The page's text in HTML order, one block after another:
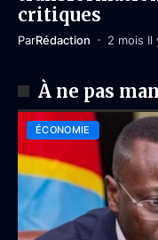
critiques
ParRédaction 2 mois Il
À ne pas
ÉCONOMIE